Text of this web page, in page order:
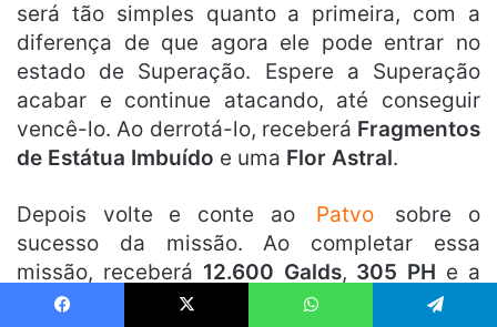
Continua após a publicidade..
será tão simples quanto a primeira, com a
diferença de que agora ele pode entrar no
estado de Superação. Espere a Superação
acabar e continue atacando, até conseguir
vencê-lo. Ao derrotá-lo, receberá Fragmentos
de Estátua Imbuído e uma Flor Astral.
Depois volte e conte ao Patvo
sobre o
sucesso da missão. Ao completar essa
missão, receberá 12.600 Galds, 305 PH e a
Isca: Peixinho Porcoelho